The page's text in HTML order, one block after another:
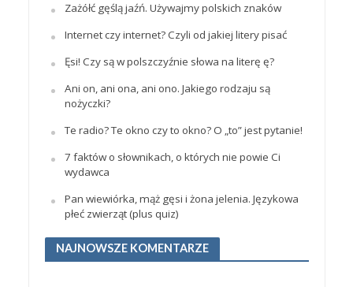
Zażółć gęślą jaźń. Używajmy polskich znaków
Internet czy internet? Czyli od jakiej litery pisać
Ęsi! Czy są w polszczyźnie słowa na literę ę?
Ani on, ani ona, ani ono. Jakiego rodzaju są
nożyczki?
Te radio? Te okno czy to okno? O „to” jest pytanie!
7 faktów o słownikach, o których nie powie Ci
wydawca
Pan wiewiórka, mąż gęsi i żona jelenia. Językowa
płeć zwierząt (plus quiz)
NAJNOWSZE KOMENTARZE